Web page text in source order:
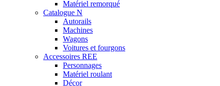
Matériel remorqué
Catalogue N
Autorails
Machines
Wagons
Voitures et fourgons
Accessoires REE
Personnages
Matériel roulant
Décor